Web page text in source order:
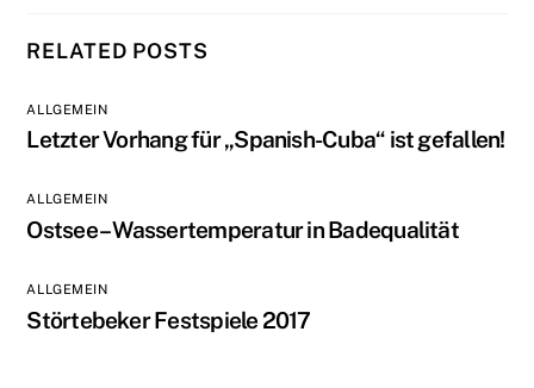
RELATED POSTS
ALLGEMEIN
Letzter Vorhang für „Spanish-Cuba“ ist gefallen!
ALLGEMEIN
Ostsee – Wassertemperatur in Badequalität
ALLGEMEIN
Störtebeker Festspiele 2017